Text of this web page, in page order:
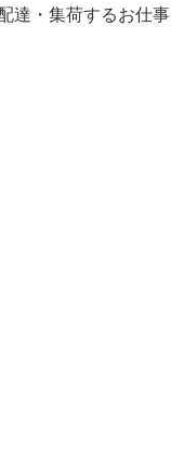
達・集荷するお仕事